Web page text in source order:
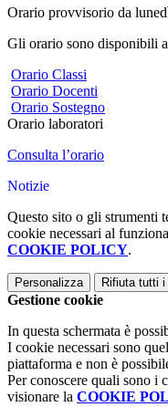
Orario provvisorio da
Gli orario sono disponibili
Orario Classi
Orario Docenti
Orario Sostegno
Orario laboratori
Consulta l’orario
Notizie
Questo sito o gli strumenti
cookie necessari al
COOKIE POLICY.
Personalizza Rifiuta tutti i
Gestione cookie
In questa schermata è
I cookie necessari sono
piattaforma e non è
Per conoscere quali sono i
visionare la COOKIE